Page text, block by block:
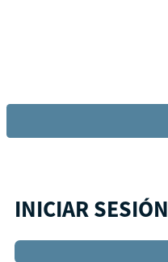
INICIAR SESIÓN